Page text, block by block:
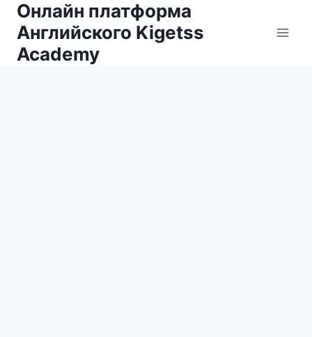
Онлайн платформа
Английского Kigetss
Academy